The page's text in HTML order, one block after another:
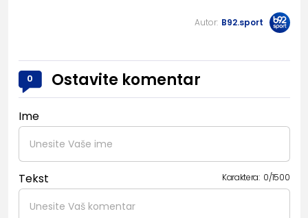
Autor: B92.sport
0 Ostavite komentar
Ime
Tekst Karaktera: 0/1500